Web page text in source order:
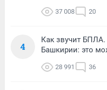
37 008 20
4
Как звучит
Башкирии: это
28 991 36